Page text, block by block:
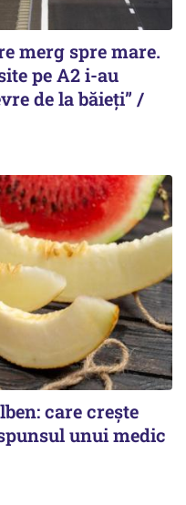
merg spre mare.
pe A2 i-au
de la băieți” /
care crește
unui medic